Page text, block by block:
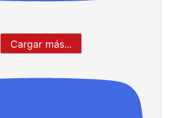
Cargar más...